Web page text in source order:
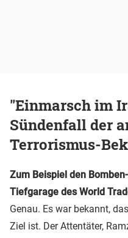
"Einmarsch im
Sündenfall der
Terrorismus-
Zum Beispiel den
Tiefgarage des World
Genau. Es war bekannt,
Ziel ist. Der Attentäter,